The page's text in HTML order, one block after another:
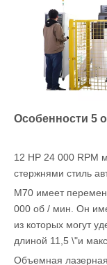
Особенности 5
12 HP 24 000 RPM
стержнями стиль
M70 имеет
000 об / мин. Он
из которых могут
длиной 11,5 \"и
Объемная